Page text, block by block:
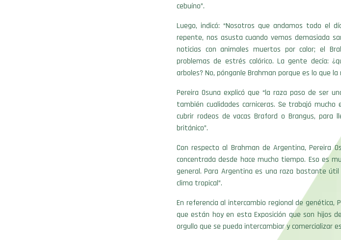
cebuíno”.
Luego, indicó: “Nosotros que andamos todo el
repente, nos asusta cuando vemos demasiada
noticias con animales muertos por calor; el
problemas de estrés calórico. La gente decía:
arboles? No, pónganle Brahman porque es lo que
Pereira Osuna explicó que “la raza paso de ser
también cualidades carniceras. Se trabajó
cubrir rodeos de vacas Braford o Brangus,
británico”.
Con respecto al Brahman de Argentina, Pereira
concentrada desde hace mucho tiempo. Eso es
general. Para Argentina es una raza bastante
clima tropical”.
En referencia al intercambio regional de genética,
que están hoy en esta Exposición que son hijos
orgullo que se pueda intercambiar y comercializar